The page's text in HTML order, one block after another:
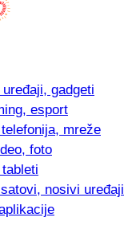
gadgeti
esport
mreže
foto
nosivi uređaji